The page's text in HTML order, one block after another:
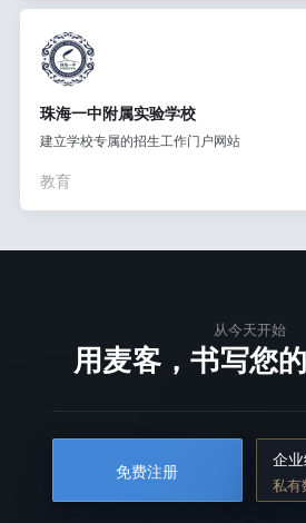
珠海一中附属实验学校
建立学校专属的招生工作门户网站
教育
从今天开始
用麦客，书写您
免费注册
企
私有